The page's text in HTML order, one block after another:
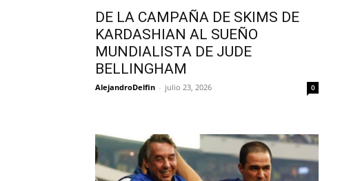
DE LA CAMPAÑA DE SKIMS DE
KARDASHIAN AL SUEÑO
MUNDIALISTA DE JUDE
BELLINGHAM
AlejandroDelfin - julio 23, 2026 0